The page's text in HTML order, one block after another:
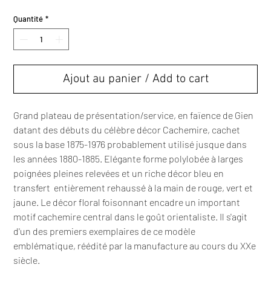
Quantité *
Ajout au panier / Add to cart
Grand plateau de présentation/service, en faïence de Gien
datant des débuts du célèbre décor Cachemire, cachet
sous la base 1875-1976 probablement utilisé jusque dans
les années 1880-1885. Elégante forme polylobée à larges
poignées pleines relevées et un riche décor bleu en
transfert entièrement rehaussé à la main de rouge, vert et
jaune. Le décor floral foisonnant encadre un important
motif cachemire central dans le goût orientaliste. Il s'agit
d'un des premiers exemplaires de ce modèle
emblématique, réédité par la manufacture au cours du XXe
siècle.